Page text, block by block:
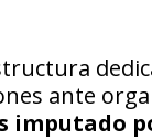
ante
imputado